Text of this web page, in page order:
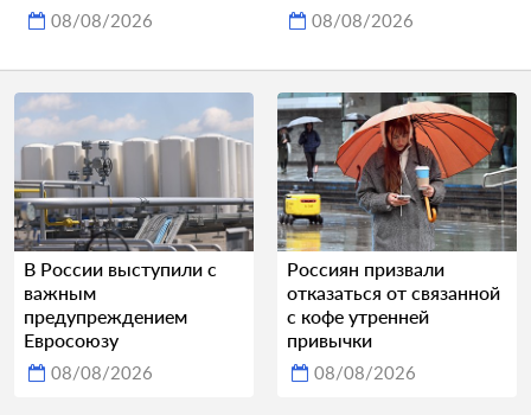
08/08/2026 08/08/2026
В России выступили с
важным
предупреждением
Евросоюзу
08/08/2026
Россиян призвали
отказаться от связанной
с кофе утренней
привычки
08/08/2026